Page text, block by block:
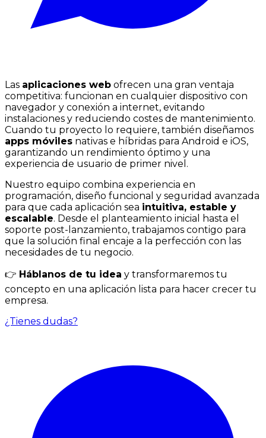
Las aplicaciones web ofrecen una gran ventaja
competitiva: funcionan en cualquier dispositivo con
navegador y conexión a internet, evitando
instalaciones y reduciendo costes de mantenimiento.
Cuando tu proyecto lo requiere, también diseñamos
apps móviles nativas e híbridas para Android e iOS,
garantizando un rendimiento óptimo y una
experiencia de usuario de primer nivel.
Nuestro equipo combina experiencia en
programación, diseño funcional y seguridad avanzada
para que cada aplicación sea intuitiva, estable y
escalable. Desde el planteamiento inicial hasta el
soporte post-lanzamiento, trabajamos contigo para
que la solución final encaje a la perfección con las
necesidades de tu negocio.
👉 Háblanos de tu idea y transformaremos tu
concepto en una aplicación lista para hacer crecer tu
empresa.
¿Tienes dudas?